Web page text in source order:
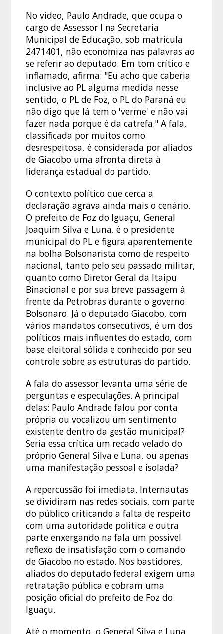
No vídeo, Paulo Andrade, que ocupa o
cargo de Assessor I na Secretaria
Municipal de Educação, sob matrícula
2471401, não economiza nas palavras ao
se referir ao deputado. Em tom crítico e
inflamado, afirma: "Eu acho que caberia
inclusive ao PL alguma medida nesse
sentido, o PL de Foz, o PL do Paraná eu
não digo que lá tem o 'verme' e não vai
fazer nada porque é da catrefa." A fala,
classificada por muitos como
desrespeitosa, é considerada por aliados
de Giacobo uma afronta direta à
liderança estadual do partido.
O contexto político que cerca a
declaração agrava ainda mais o cenário.
O prefeito de Foz do Iguaçu, General
Joaquim Silva e Luna, é o presidente
municipal do PL e figura aparentemente
na bolha Bolsonarista como de respeito
nacional, tanto pelo seu passado militar,
quanto como Diretor Geral da Itaipu
Binacional e por sua breve passagem à
frente da Petrobras durante o governo
Bolsonaro. Já o deputado Giacobo, com
vários mandatos consecutivos, é um dos
políticos mais influentes do estado, com
base eleitoral sólida e conhecido por seu
controle sobre as estruturas do partido.
A fala do assessor levanta uma série de
perguntas e especulações. A principal
delas: Paulo Andrade falou por conta
própria ou vocalizou um sentimento
existente dentro da gestão municipal?
Seria essa crítica um recado velado do
próprio General Silva e Luna, ou apenas
uma manifestação pessoal e isolada?
A repercussão foi imediata. Internautas
se dividiram nas redes sociais, com parte
do público criticando a falta de respeito
com uma autoridade política e outra
parte enxergando na fala um possível
reflexo de insatisfação com o comando
de Giacobo no estado. Nos bastidores,
aliados do deputado federal exigem uma
retratação pública e cobram uma
posição oficial do prefeito de Foz do
Iguaçu.
Até o momento, o General Silva e Luna